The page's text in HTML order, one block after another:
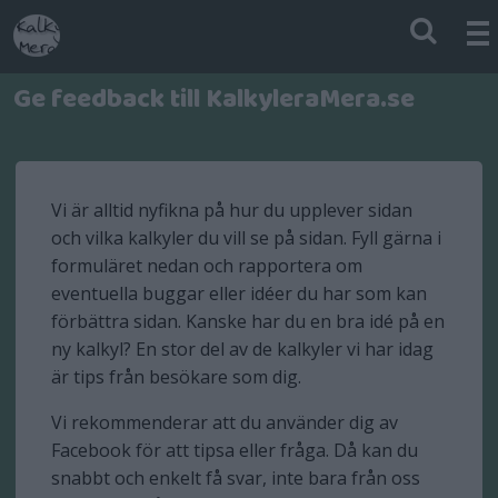
Ge feedback till KalkyleraMera.se
Vi är alltid nyfikna på hur du upplever sidan
och vilka kalkyler du vill se på sidan. Fyll gärna i
formuläret nedan och rapportera om
eventuella buggar eller idéer du har som kan
förbättra sidan. Kanske har du en bra idé på en
ny kalkyl? En stor del av de kalkyler vi har idag
är tips från besökare som dig.
Vi rekommenderar att du använder dig av
Facebook för att tipsa eller fråga. Då kan du
snabbt och enkelt få svar, inte bara från oss